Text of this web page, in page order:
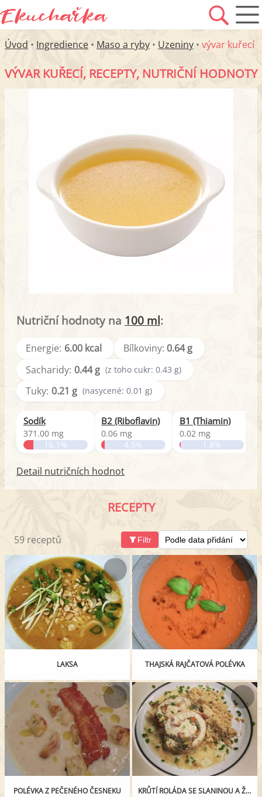
Úvod • Ingredience • Maso a ryby • Uzeniny • vývar kuřecí
VÝVAR KUŘECÍ, RECEPTY, NUTRIČNÍ HODNOTY
Nutriční hodnoty na 100 ml:
Energie: 6.00 kcal Bílkoviny: 0.64 g
Sacharidy: 0.44 g (z toho cukr: 0.43 g)
Tuky: 0.21 g (nasycené: 0.01 g)
Sodík
371.00 mg
16.1%
B2 (Riboflavin)
0.06 mg
4.5%
B1 (Thiamin)
0.02 mg
1.8%
Detail nutričních hodnot
RECEPTY
59 receptů Filtr
LAKSA THAJSKÁ RAJČATOVÁ POLÉVKA
POLÉVKA Z PEČENÉHO ČESNEKU KRŮTÍ ROLÁDA SE SLANINOU A ŽAMPIONY S KUSKUSEM